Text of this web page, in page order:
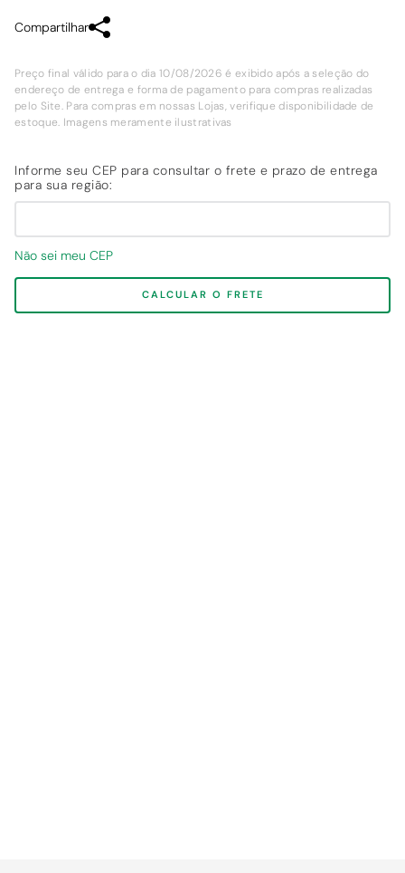
Compartilhar
Preço final válido para o dia 10/08/2026 é exibido após a seleção do
endereço de entrega e forma de pagamento para compras realizadas
pelo Site. Para compras em nossas Lojas, verifique disponibilidade de
estoque. Imagens meramente ilustrativas
Não sei meu CEP
CALCULAR O FRETE